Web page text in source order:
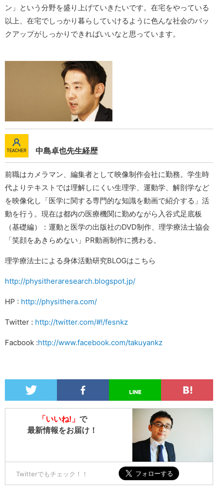
ン」という分野を盛り上げていきたいです。在宅をやっている
以上、在宅でしっかり暮らしていけるように色んな社会のバッ
クアップがしっかりできればいいなと思っています。
中島卓也先生経歴
前職はカメラマン、編集者として映像制作会社に勤務。学生時
代よりテキストでは理解しにくい生理学、運動学、解剖学など
を映像化し「医学に関する専門的な知識を動画で紹介する」活
動を行う。現在は都内の医療機関に勤めながら入谷式足底板
（基礎編）：運動と医学の出版社のDVD制作、理学療法士協会
「笑顔をあきらめない」PR動画制作に携わる。
理学療法士による身体活動研究BLOGはこちら
http://physitheraresearch.blogspot.jp/
HP : http://physithera.com/
Twitter : http://twitter.com/#!/fesnkz
Facbook :http://www.facebook.com/takuyankz
「いいね!」 で
最新情報をお届け！
Twitterでもチェック！！